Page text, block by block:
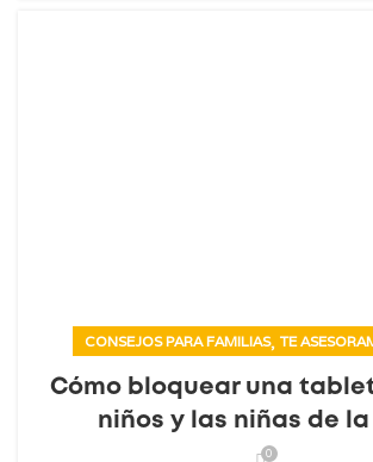
CONSEJOS PARA FAMILIAS, TE
Cómo bloquear una
niños y las niñas de
0